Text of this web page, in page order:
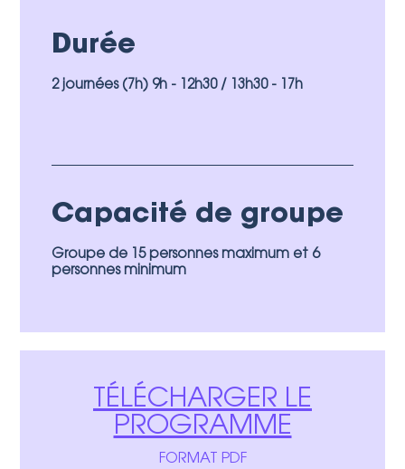
Durée
2 journées (7h) 9h - 12h30 / 13h30 - 17h
Capacité de groupe
Groupe de 15 personnes maximum et 6
personnes minimum
TÉLÉCHARGER LE
PROGRAMME
FORMAT PDF